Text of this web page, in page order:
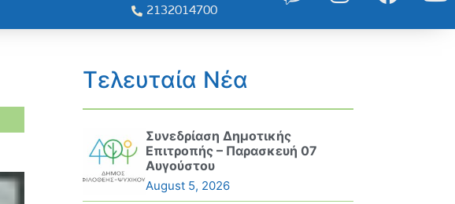
2132014700
Τελευταία Νέα
Συνεδρίαση Δημοτικής
Επιτροπής – Παρασκευή 07
Αυγούστου
August 5, 2026